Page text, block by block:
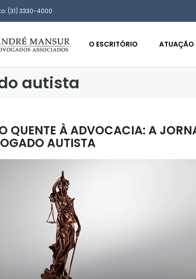
(31) 3330-4000
O ESCRITÓRIO ATUAÇÃO
autista
QUENTE À ADVOCACIA: A
AUTISTA